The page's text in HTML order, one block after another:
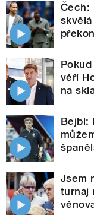
Čech:
věří
na
Bejbl:
Jsem
turnaj